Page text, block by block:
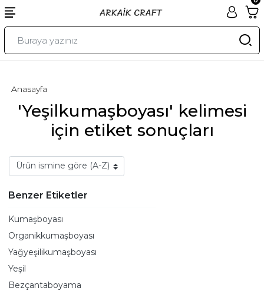
'Yeşilkumaşboyası' kelimesi
için etiket sonuçları
Anasayfa
Benzer Etiketler
Kumaşboyası
Organikkumaşboyası
Yağyeşilikumaşboyası
Yeşil
Bezçantaboyama